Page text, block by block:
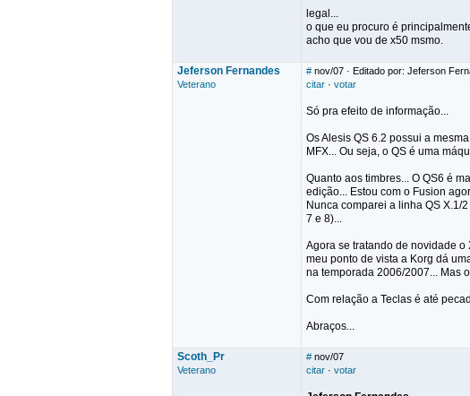
legal...
o que eu procuro é
acho que vou de x50 msmo.
Jeferson Fernandes
Veterano
# nov/07 · Editado por: Jeferson
citar · votar
Só pra efeito de informação...
Os Alesis QS 6.2 possui a
MFX... Ou seja, o QS é uma
Quanto aos timbres... O QS6 é
edição... Estou com o Fusion
Nunca comparei a linha QS X.1/
7 e 8)...
Agora se tratando de novidade o
meu ponto de vista a Korg dá
na temporada 2006/2007... Mas
Com relação a Teclas é até
Abraços...
Scoth_Pr
Veterano
# nov/07
citar · votar